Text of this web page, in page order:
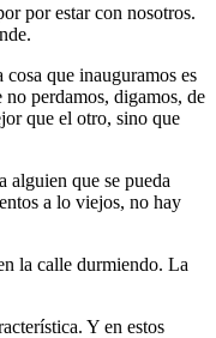
por estar con nosotros.
que inauguramos es
no perdamos, digamos, de
que el otro, sino que
alguien que se pueda
a lo viejos, no hay
la calle durmiendo. La
Y en estos